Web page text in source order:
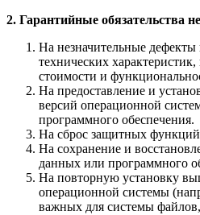
2. Гарантийные обязательства
На незначительные
технических
стоимости и
На предоставление и
версий операционной
программного обеспечения.
На сброс защитных
На сохранение и
данных или программного
На повторную установку
операционной системы
важных для системы